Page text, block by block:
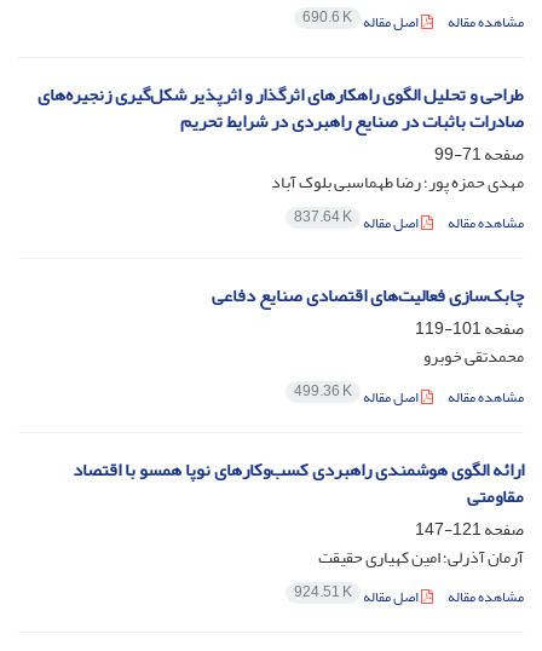
مشاهده مقاله اصل مقاله 690.6 K
طراحی و تحلیل الگوی راهکارهای اثرگذار و اثرپذیر شکل‌گیری زنجیره‌های
صادرات باثبات در صنایع راهبردی در شرایط تحریم
صفحه71-99
مهدی حمزه پور؛ رضا طهماسبی بلوک آباد
مشاهده مقاله اصل مقاله 837.64 K
چابک‌سازی فعالیت‌های اقتصادی صنایع دفاعی
صفحه101-119
محمدتقی خوبرو
مشاهده مقاله اصل مقاله 499.36 K
ارائه الگوی هوشمندی راهبردی کسب‌وکارهای نوپا همسو با اقتصاد
مقاومتی
صفحه121-147
آرمان آذرلی؛ امین کهیاری حقیقت
مشاهده مقاله اصل مقاله 924.51 K